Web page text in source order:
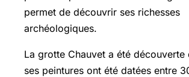
permet de découvrir ses richesses
archéologiques.
La grotte Chauvet a été découverte
ses peintures ont été datées entre